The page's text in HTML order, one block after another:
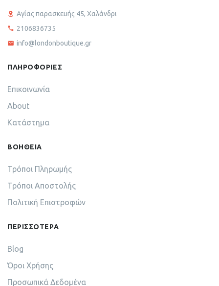
Αγίας παρασκευής 45, Χαλάνδρι
2106836735
info@londonboutique.gr
ΠΛΗΡΟΦΟΡΙΕΣ
Επικοινωνία
About
Κατάστημα
ΒΟΗΘΕΙΑ
Τρόποι Πληρωμής
Τρόποι Αποστολής
Πολιτική Επιστροφών
ΠΕΡΙΣΣΟΤΕΡΑ
Blog
Όροι Χρήσης
Προσωπικά Δεδομένα